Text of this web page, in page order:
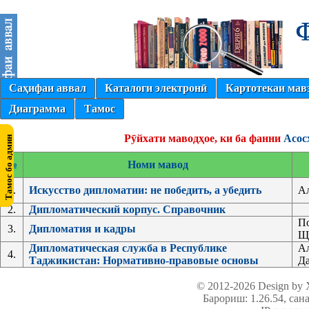
Саҳифаи аввал Каталоги электронӣ
Картотекаи
Диаграмма
Тамос
Рӯйхати маводҳое, ки ба фанни
№ Номи мавод
1. Искусство дипломатии: не победить, а убедить
2.
Дипломатический корпус. Справочник
3.
Дипломатия и кадры
4.
Дипломатическая служба в Республике
Таджикистан: Нормативно-правовые основы
© 2012-2026 Design
Барориш: 1.26.54,